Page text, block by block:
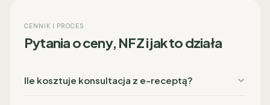
CENNIK I PROCES
Pytania o ceny, NFZ i jak to działa
Ile kosztuje konsultacja z e-receptą?